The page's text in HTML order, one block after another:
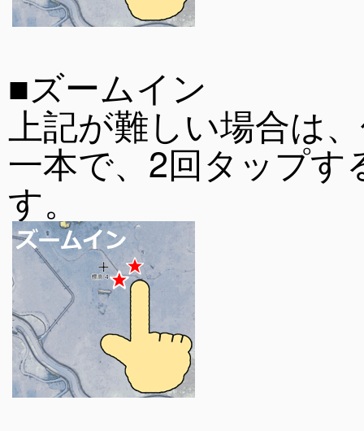
■ズームイン
上記が難しい場合は
一本で、2回タップ
す。